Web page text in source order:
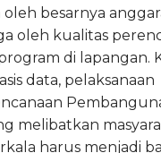
besarnya
oleh kualitas
di lapangan.
data, pelaksanaan
melibatkan
harus menjadi